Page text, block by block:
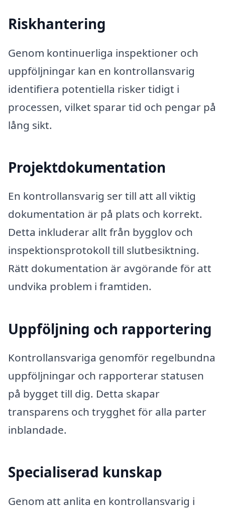
Riskhantering
Genom kontinuerliga inspektioner och
uppföljningar kan en kontrollansvarig
identifiera potentiella risker tidigt i
processen, vilket sparar tid och pengar på
lång sikt.
Projektdokumentation
En kontrollansvarig ser till att all viktig
dokumentation är på plats och korrekt.
Detta inkluderar allt från bygglov och
inspektionsprotokoll till slutbesiktning.
Rätt dokumentation är avgörande för att
undvika problem i framtiden.
Uppföljning och rapportering
Kontrollansvariga genomför regelbundna
uppföljningar och rapporterar statusen
på bygget till dig. Detta skapar
transparens och trygghet för alla parter
inblandade.
Specialiserad kunskap
Genom att anlita en kontrollansvarig i